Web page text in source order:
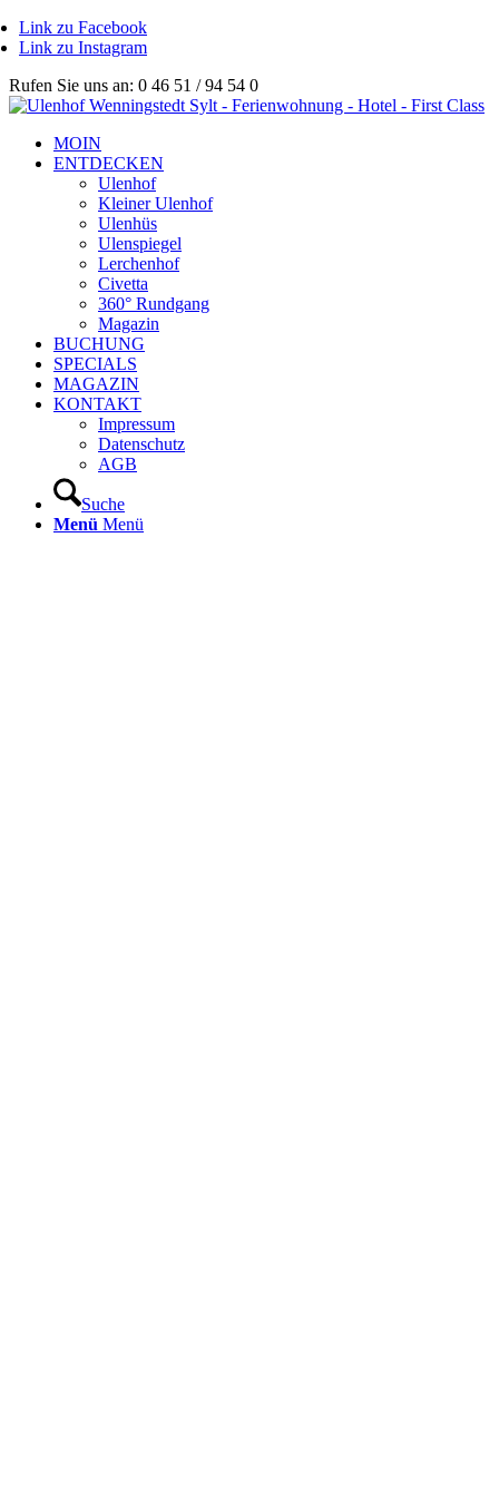
Link zu Facebook
Link zu Instagram
Rufen Sie uns an: 0 46 51 / 94 54 0
MOIN
ENTDECKEN
Ulenhof
Kleiner Ulenhof
Ulenhüs
Ulenspiegel
Lerchenhof
Civetta
360° Rundgang
Magazin
BUCHUNG
SPECIALS
MAGAZIN
KONTAKT
Impressum
Datenschutz
AGB
Suche
Menü Menü